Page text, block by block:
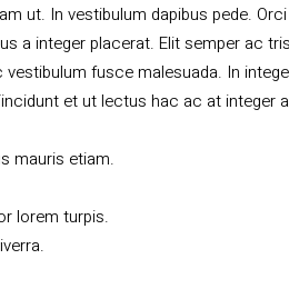
ut. In vestibulum dapibus pede.
a integer placerat. Elit semper ac
fusce malesuada. In
et ut lectus hac ac at integer
mauris etiam.
lorem turpis.